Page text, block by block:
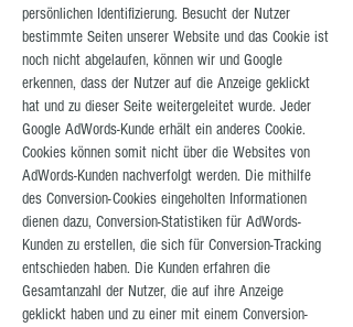
persönlichen Identifizierung. Besucht der Nutzer
bestimmte Seiten unserer Website und das Cookie ist
noch nicht abgelaufen, können wir und Google
erkennen, dass der Nutzer auf die Anzeige geklickt
hat und zu dieser Seite weitergeleitet wurde. Jeder
Google AdWords-Kunde erhält ein anderes Cookie.
Cookies können somit nicht über die Websites von
AdWords-Kunden nachverfolgt werden. Die mithilfe
des Conversion-Cookies eingeholten Informationen
dienen dazu, Conversion-Statistiken für AdWords-
Kunden zu erstellen, die sich für Conversion-Tracking
entschieden haben. Die Kunden erfahren die
Gesamtanzahl der Nutzer, die auf ihre Anzeige
geklickt haben und zu einer mit einem Conversion-